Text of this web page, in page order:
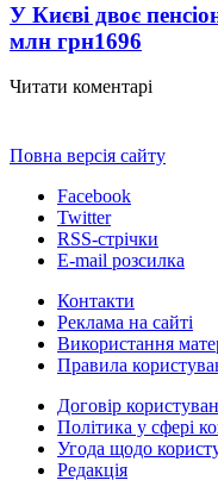
У Києві двоє
млн грн1696
Читати коментарі
Повна версія сайту
Facebook
Twitter
RSS-стрічки
E-mail розсилка
Контакти
Реклама на сайті
Використання
Правила
Договір
Політика у сфері
Угода щодо
Редакція